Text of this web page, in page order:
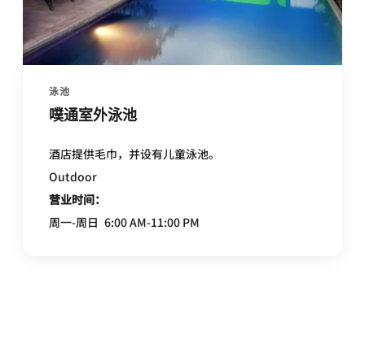
泳池
噗通室外泳池
酒店提供毛巾，并设有儿童泳池。
Outdoor
营业时间：
周一-周日 6:00 AM-11:00 PM